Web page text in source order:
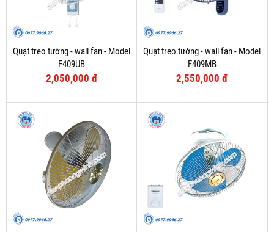
Quạt treo tường - wall fan - Model
F409UB
2,050,000 đ
Quạt treo tường - wall fan - Model
F409MB
2,550,000 đ